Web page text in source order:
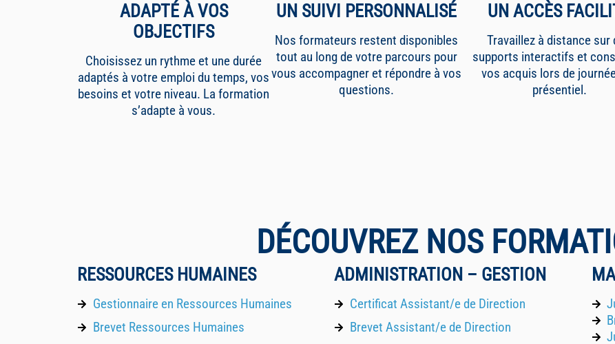
ADAPTÉ À VOS
OBJECTIFS
Choisissez un rythme et une durée
adaptés à votre emploi du temps, vos
besoins et votre niveau. La formation
s’adapte à vous.
UN SUIVI PERSONNALISÉ
Nos formateurs restent disponibles
tout au long de votre parcours pour
vous accompagner et répondre à vos
questions.
UN ACCÈS
Travaillez à distance sur
supports interactifs et
vos acquis lors de
présentiel.
DÉCOUVREZ NOS
RESSOURCES HUMAINES
Gestionnaire en Ressources Humaines
Brevet Ressources Humaines
ADMINISTRATION – GESTION
Certificat Assistant/e de Direction
Brevet Assistant/e de Direction